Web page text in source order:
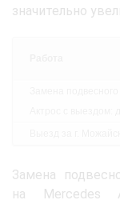
значительно
Замена
на Mercedes